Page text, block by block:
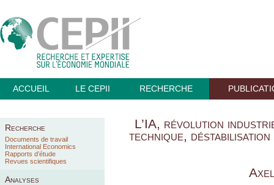
ACCUEIL LE CEPII RECHERCHE
Recherche
Documents de travail
International Economics
Rapports d’étude
Revues scientifiques
Analyses
L’IA, révolution
technique,